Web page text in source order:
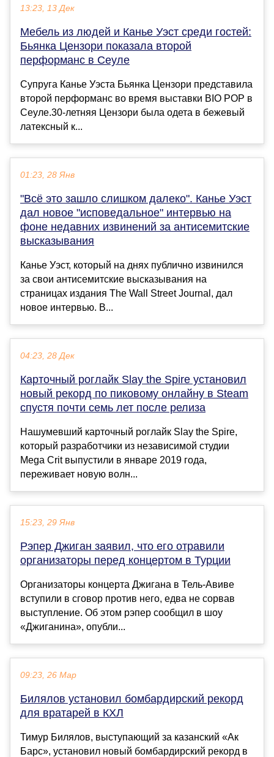
13:23, 13 Дек
Мебель из людей и Канье Уэст среди гостей:
Бьянка Цензори показала второй
перформанс в Сеуле
Супруга Канье Уэста Бьянка Цензори представила
второй перформанс во время выставки BIO POP в
Сеуле.30-летняя Цензори была одета в бежевый
латексный к...
01:23, 28 Янв
"Всё это зашло слишком далеко". Канье Уэст
дал новое "исповедальное" интервью на
фоне недавних извинений за антисемитские
высказывания
Канье Уэст, который на днях публично извинился
за свои антисемитские высказывания на
страницах издания The Wall Street Journal, дал
новое интервью. В...
04:23, 28 Дек
Карточный роглайк Slay the Spire установил
новый рекорд по пиковому онлайну в Steam
спустя почти семь лет после релиза
Нашумевший карточный роглайк Slay the Spire,
который разработчики из независимой студии
Mega Crit выпустили в январе 2019 года,
переживает новую волн...
15:23, 29 Янв
Рэпер Джиган заявил, что его отравили
организаторы перед концертом в Турции
Организаторы концерта Джигана в Тель-Авиве
вступили в сговор против него, едва не сорвав
выступление. Об этом рэпер сообщил в шоу
«Джиганина», опубли...
09:23, 26 Мар
Билялов установил бомбардирский рекорд
для вратарей в КХЛ
Тимур Билялов, выступающий за казанский «Ак
Барс», установил новый бомбардирский рекорд в